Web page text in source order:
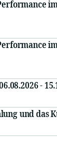
-
und das